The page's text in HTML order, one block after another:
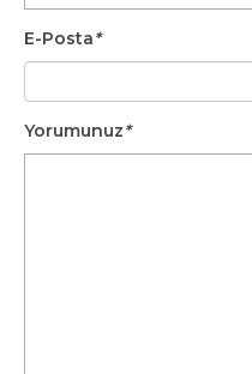
E-Posta*
Yorumunuz*